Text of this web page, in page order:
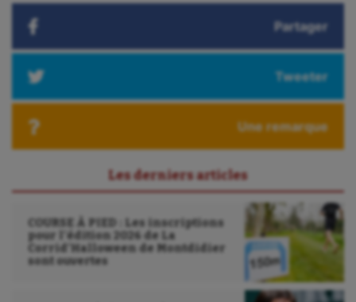
Ultimate frisbee
Wakeboard
Water-polo
Partager
Tweeter
Une remarque
Les derniers articles
COURSE À PIED : Les inscriptions
pour l’édition 2026 de La
Corrid’Halloween de Montdidier
sont ouvertes